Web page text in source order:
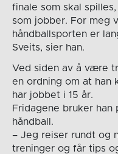
finale som skal
som jobber. For meg
håndballsporten er
Sveits, sier han.
Ved siden av å være
en ordning om at han
har jobbet i 15 år.
Fridagene bruker
håndball.
– Jeg reiser rundt og
treninger og får tips